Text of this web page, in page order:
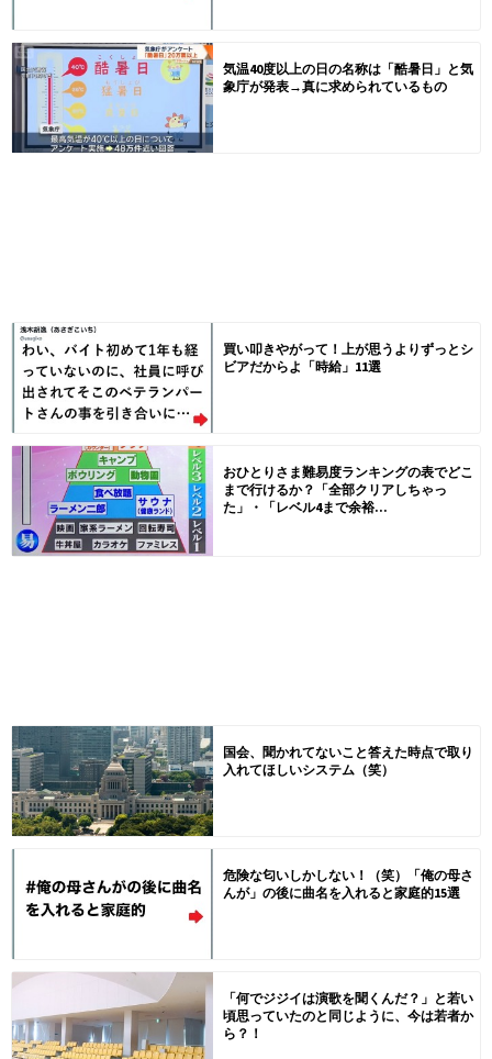
気温40度以上の日の名称は「酷暑日」と気
象庁が発表→真に求められているもの
買い叩きやがって！上が思うよりずっとシ
ビアだからよ「時給」11選
おひとりさま難易度ランキングの表でどこ
まで行けるか？「全部クリアしちゃっ
た」・「レベル4まで余裕...
国会、聞かれてないこと答えた時点で取り
入れてほしいシステム（笑）
危険な匂いしかしない！（笑）「俺の母さ
んが」の後に曲名を入れると家庭的15選
「何でジジイは演歌を聞くんだ？」と若い
頃思っていたのと同じように、今は若者か
ら？！